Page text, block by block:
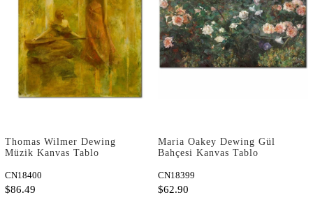
Thomas Wilmer Dewing
Müzik Kanvas Tablo
CN18400
$86.49
Maria Oakey Dewing Gül
Bahçesi Kanvas Tablo
CN18399
$62.90